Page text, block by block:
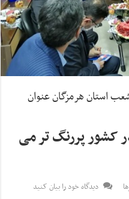
استان هرمزگان عنوان
کشور پررنگ تر می
دیدگاه خود را بیان کنید